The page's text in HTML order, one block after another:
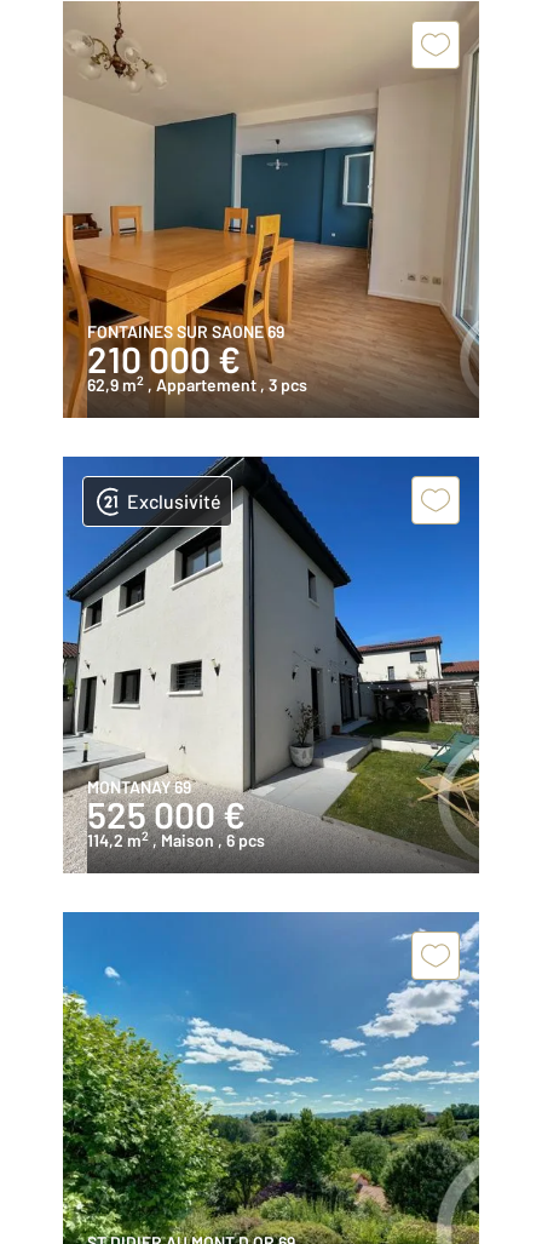
FONTAINES SUR SAONE 69
210 000 €
62,9 m2 , Appartement , 3 pcs
Exclusivité
MONTANAY 69
525 000 €
114,2 m2 , Maison, 6 pcs